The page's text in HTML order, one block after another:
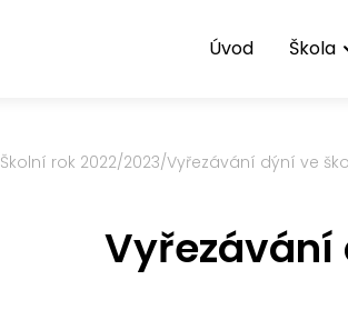
Úvod Škola
Školní rok 2022/2023/Vyřezávání dýní ve
Vyřezávání